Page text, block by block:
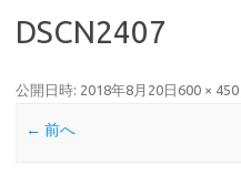
DSCN2407
公開日時: 2018年8月20日 600 × 450
← 前へ